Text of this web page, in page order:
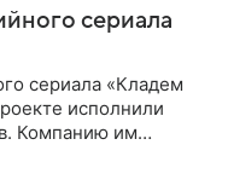
сериала
сериала «Кладем
исполнили
Компанию им